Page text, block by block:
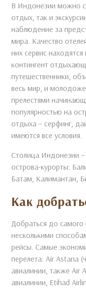
В Индонезии можно
отдых, так и
наблюдение за
мира. Качество
них сервис
контингент
путешественники,
весь мир, и
прелестями
популярностью на
отдыха – серфинг,
имеются все условия.
Столица Индонезии
острова-курорты:
Батам, Калимантан,
Как
Добраться до
несколькими
рейсы. Самые
перелета: Air Astana
авиалинии, также Air
авиалинии, Etihad